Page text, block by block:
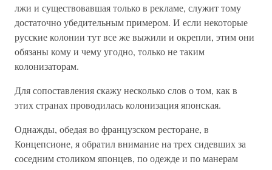
лжи и существовавшая только в рекламе, служит тому
достаточно убедительным примером. И если некоторые
русские колонии тут все же выжили и окрепли, этим они
обязаны кому и чему угодно, только не таким
колонизаторам.
Для сопоставления скажу несколько слов о том, как в
этих странах проводилась колонизация японская.
Однажды, обедая во французском ресторане, в
Концепсионе, я обратил внимание на трех сидевших за
соседним столиком японцев, по одежде и по манерам